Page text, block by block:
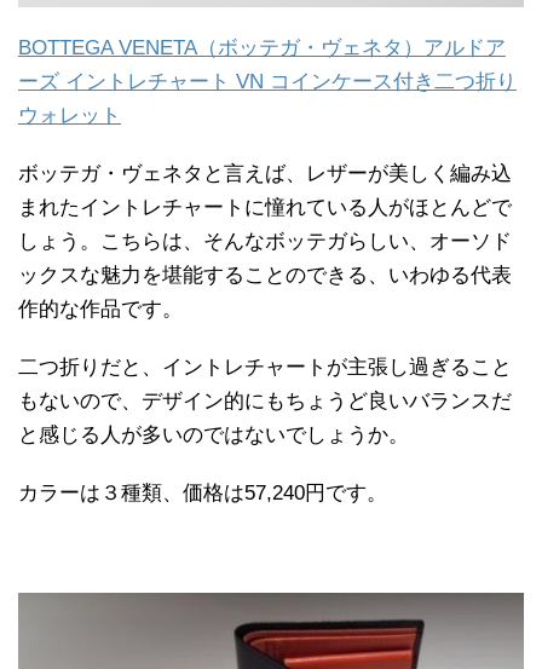
BOTTEGA VENETA（ボッテガ・ヴェネタ）アルドア
ーズ イントレチャート VN コインケース付き二つ折り
ウォレット
ボッテガ・ヴェネタと言えば、レザーが美しく編み込
まれたイントレチャートに憧れている人がほとんどで
しょう。こちらは、そんなボッテガらしい、オーソド
ックスな魅力を堪能することのできる、いわゆる代表
作的な作品です。
二つ折りだと、イントレチャートが主張し過ぎること
もないので、デザイン的にもちょうど良いバランスだ
と感じる人が多いのではないでしょうか。
カラーは３種類、価格は57,240円です。